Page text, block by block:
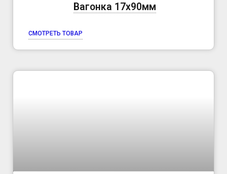
Вагонка 17х90мм
СМОТРЕТЬ ТОВАР